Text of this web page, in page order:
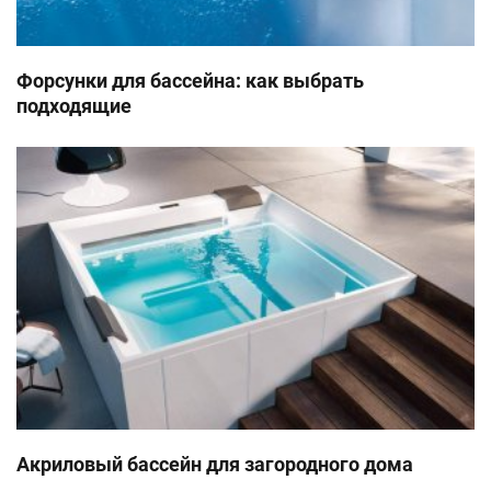
Когда вы начинаете с пресной воды, добавьте 2
унции гранулированного бромида. Откройте все
форсунки и включите спа на высокой скорости с
открытой крышкой не менее чем на 30 минут. Это
ваш базовый уровень брома.
Шокирующая вода
Помимо использования химического
дезинфицирующего средства, вам нужно будет
периодически шокировать воду. Шокирование
воды помогает удалить выгоревшие химические
вещества, бактерии и другие органические
вещества из воды спа-бассейна и повысить
эффективность дезинфицирующего средства.
может повредить форсунки спа и уплотнения
Форсунки для бассейна: как выбрать
подходящие
Акриловый бассейн для загородного дома